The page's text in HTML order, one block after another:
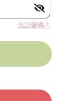
忘記密碼？